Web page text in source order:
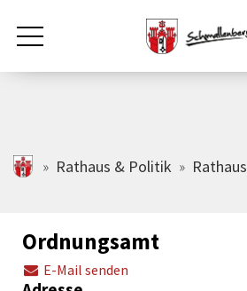
Zum Hauptinhalt springen
Rathaus & Politik
Tourismus
schmallenberg.de
Rathaus & Politik Rathaus
Ordnungsamt
E-Mail senden